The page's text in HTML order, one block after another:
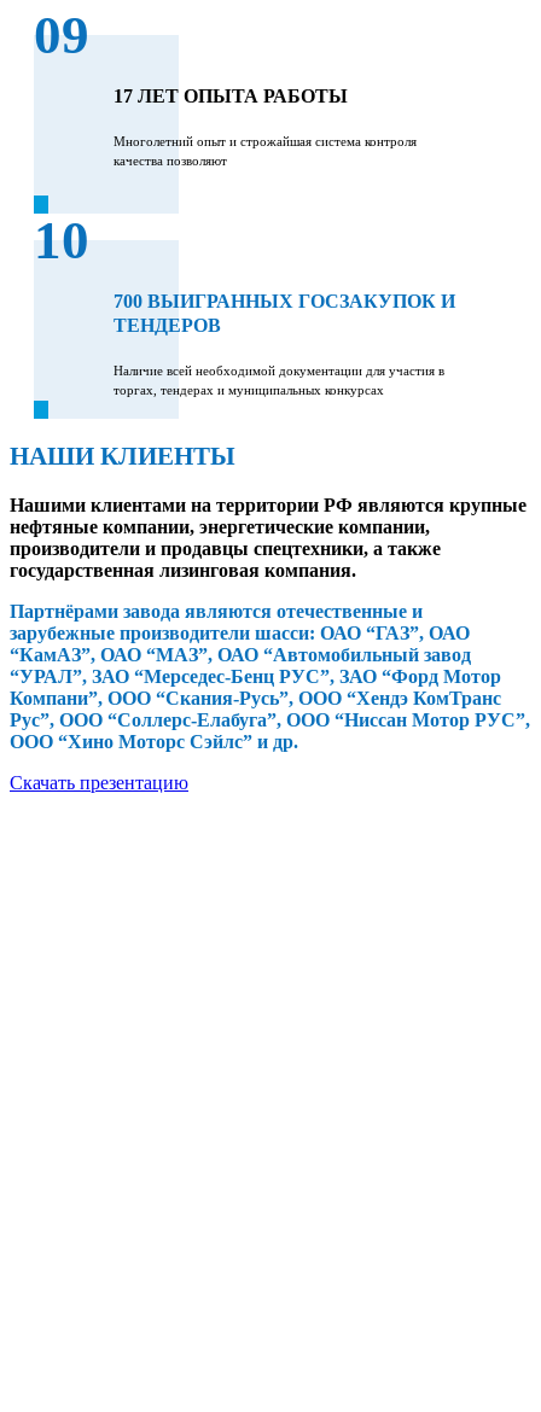
09
17 ЛЕТ ОПЫТА РАБОТЫ
Многолетний опыт и строжайшая система контроля
качества позволяют
10
700 ВЫИГРАННЫХ ГОСЗАКУПОК И
ТЕНДЕРОВ
Наличие всей необходимой документации для участия в
торгах, тендерах и муниципальных конкурсах
НАШИ КЛИЕНТЫ
Нашими клиентами на территории РФ являются крупные
нефтяные компании, энергетические компании,
производители и продавцы спецтехники, а также
государственная лизинговая компания.
Партнёрами завода являются отечественные и
зарубежные производители шасси: ОАО “ГАЗ”, ОАО
“КамАЗ”, ОАО “МАЗ”, ОАО “Автомобильный завод
“УРАЛ”, ЗАО “Мерседес-Бенц РУС”, ЗАО “Форд Мотор
Компани”, ООО “Скания-Русь”, ООО “Хендэ КомТранс
Рус”, ООО “Соллерс-Елабуга”, ООО “Ниссан Мотор РУС”,
ООО “Хино Моторс Сэйлс” и др.
Скачать презентацию